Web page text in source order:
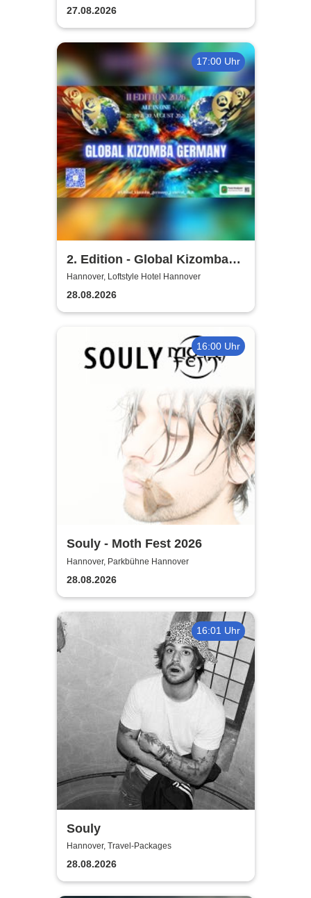
27.08.2026
17:00 Uhr
2. Edition - Global Kizomba
Germany Festival
Hannover, Loftstyle Hotel Hannover
28.08.2026
16:00 Uhr
Souly - Moth Fest 2026
Hannover, Parkbühne Hannover
28.08.2026
16:01 Uhr
Souly
Hannover, Travel-Packages
28.08.2026